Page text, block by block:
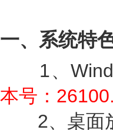
一、系统特
1、
本号：
2、桌面放